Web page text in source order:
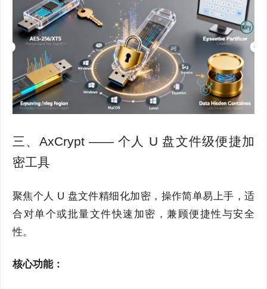
三、AxCrypt —— 个人 U 盘文件级便捷加
密工具
聚焦个人 U 盘文件精细化加密，操作简单易上手，适
合对单个或批量文件快速加密，兼顾便捷性与安全
性。
核心功能：